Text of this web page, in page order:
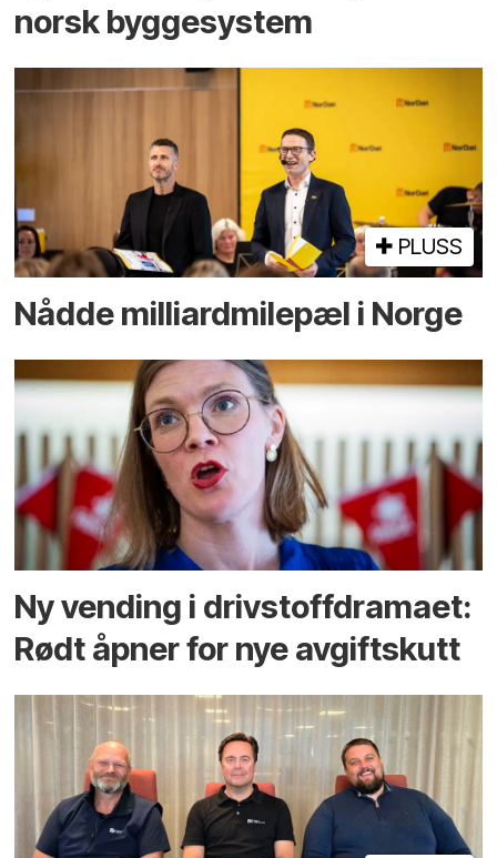
norsk bygge­system
PLUSS
Nådde milliard­­milepæl i Norge
Ny vending i drivstoffdramaet:
Rødt åpner for nye avgiftskutt